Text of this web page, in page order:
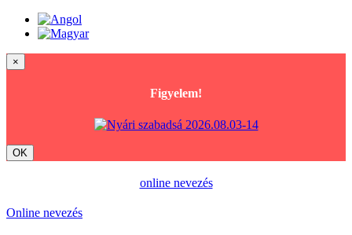
×
Figyelem!
OK
online nevezés
Online nevezés